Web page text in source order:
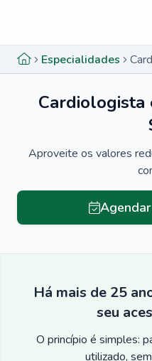
Especialidades
Aproveite os valores
Há mais de 25
seu
O princípio é simples:
utilizado,